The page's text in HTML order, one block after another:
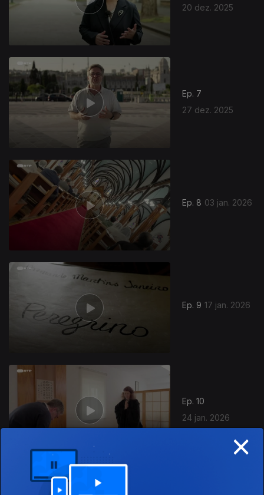
20 dez. 2025
Ep. 7
27 dez. 2025
Ep. 8 03 jan. 2026
Ep. 9 17 jan. 2026
Ep. 10
24 jan. 2026
907452
×